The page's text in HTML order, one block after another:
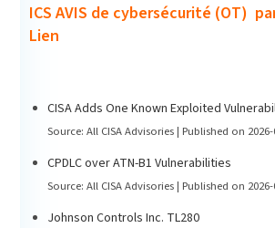
ICS AVIS de cybersécurité (OT)
Lien
CISA Adds One Known Exploited
Source: All CISA Advisories Published on
CPDLC over ATN-B1 Vulnerabilities
Source: All CISA Advisories Published on
Johnson Controls Inc. TL280